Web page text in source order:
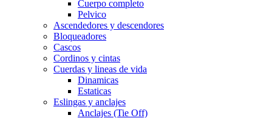
Cuerpo completo
Pelvico
Ascendedores y descendores
Bloqueadores
Cascos
Cordinos y cintas
Cuerdas y lineas de vida
Dinamicas
Estaticas
Eslingas y anclajes
Anclajes (Tie Off)